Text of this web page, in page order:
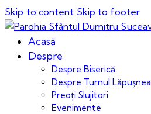
Skip to content Skip to footer
Acasă
Despre
Despre Biserică
Despre Turnul
Preoți Slujitori
Evenimente